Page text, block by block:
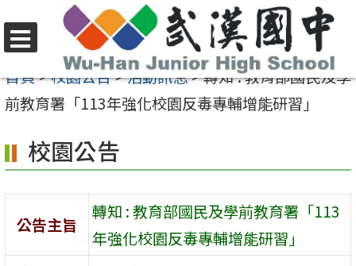
至
要
容
區
選
單
首頁>校園公告>活動訊息>轉知 : 教育部國民及學
前教育署「113年強化校園反毒專輔增能研習」
校園公告
公告主旨
轉知 : 教育部國民及學前教育署「113
年強化校園反毒專輔增能研習」